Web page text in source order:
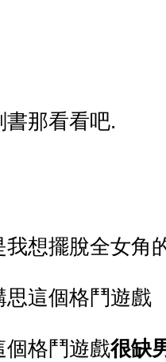
書那看看吧.
我想擺脫全女角
思這個格鬥遊戲
個格鬥遊戲很缺